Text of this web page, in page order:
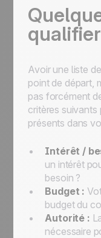
Avoir une liste
point de départ,
pas forcément
critères suivants
présents dans
Intérêt /
un intérêt
besoin ?
Budget :
budget du
Autorité :
nécessaire